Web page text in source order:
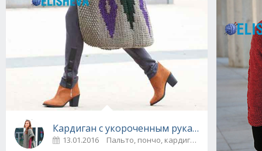
Кардиган с укороченным рукавом и
13.01.2016